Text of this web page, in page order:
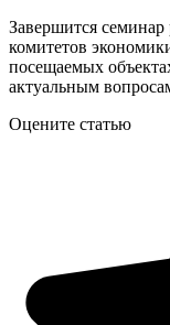
Завершится семинар
комитетов
посещаемых
актуальным
Оцените статью